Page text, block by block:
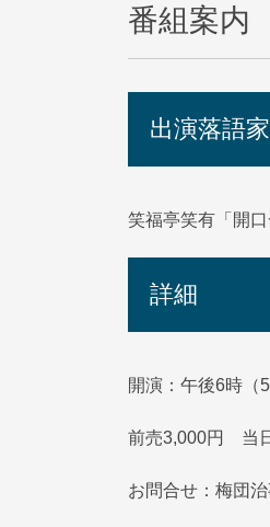
番組案内
出演落語家
笑福亭笑有「開
詳細
開演：午後6時（
前売3,000円 当
お問合せ：梅団